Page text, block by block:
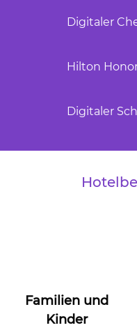
Digitaler
Hilton
Digitaler
Familien und
Kinder